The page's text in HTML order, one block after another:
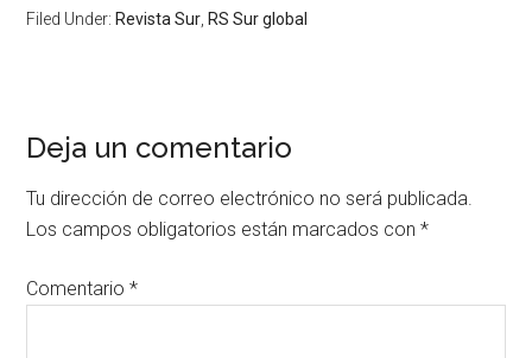
Filed Under: Revista Sur RS Sur global
Deja un comentario
Tu dirección de correo electrónico no será publicada.
Los campos obligatorios están marcados con*
Comentario*